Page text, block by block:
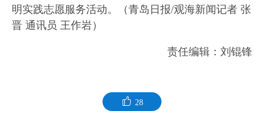
明实践志愿服务活动。（青岛日报/观海新闻记者 张
晋 通讯员 王作岩）
责任编辑：刘锟锋
28